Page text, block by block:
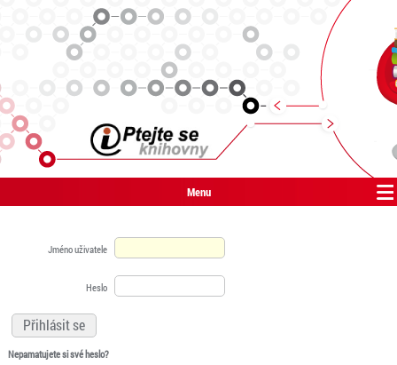
Menu
Jméno uživatele
Heslo
Nepamatujete si své heslo?